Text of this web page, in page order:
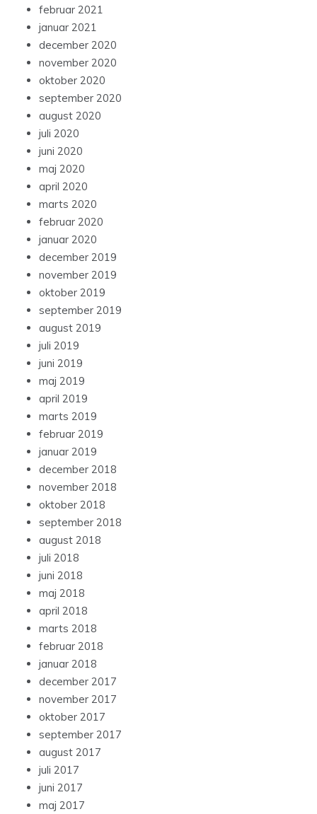
februar 2021
januar 2021
december 2020
november 2020
oktober 2020
september 2020
august 2020
juli 2020
juni 2020
maj 2020
april 2020
marts 2020
februar 2020
januar 2020
december 2019
november 2019
oktober 2019
september 2019
august 2019
juli 2019
juni 2019
maj 2019
april 2019
marts 2019
februar 2019
januar 2019
december 2018
november 2018
oktober 2018
september 2018
august 2018
juli 2018
juni 2018
maj 2018
april 2018
marts 2018
februar 2018
januar 2018
december 2017
november 2017
oktober 2017
september 2017
august 2017
juli 2017
juni 2017
maj 2017